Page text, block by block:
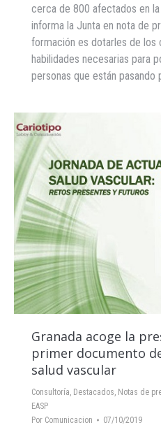
cerca de 800 afectados en
informa la Junta en nota de
formación es dotarles de los
habilidades necesarias para
personas que están pasando
Granada acoge la
primer documento
salud vascular
Consultoría, Destacados, Notas de
EASP
Por Comunicacion 07/10/2019